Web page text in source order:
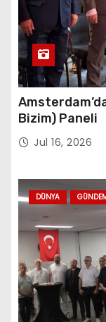
Bizim) Paneli
Jul 16, 2026
DÜNYA